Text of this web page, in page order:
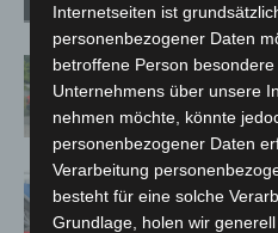
Verwandte Artikel Mehr
Region
Kreuz
Mann läuft
A7 – Polizei
Internetseiten ist
personenbezogener Daten
betroffene Person
Unternehmens über unsere
nehmen möchte, könnte
personenbezogener Daten
Verarbeitung
besteht für eine solche
Grundlage, holen wir